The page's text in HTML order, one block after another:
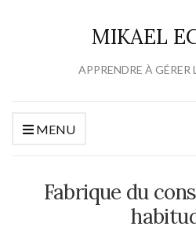
MIKAEL
APPRENDRE À
MENU
Fabrique du